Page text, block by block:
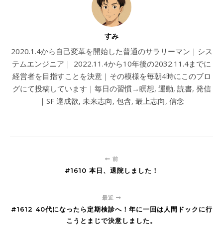
すみ
2020.1.4から自己変革を開始した普通のサラリーマン｜シス
テムエンジニア｜ 2022.11.4から10年後の2032.11.4までに
経営者を目指すことを決意｜その模様を毎朝4時にこのブロ
グにて投稿しています｜毎日の習慣→瞑想, 運動, 読書, 発信
｜SF 達成欲, 未来志向, 包含, 最上志向, 信念
前
#1610 本日、退院しました！
最近
#1612 40代になったら定期検診へ！年に一回は人間ドックに行
こうとまじで決意しました。